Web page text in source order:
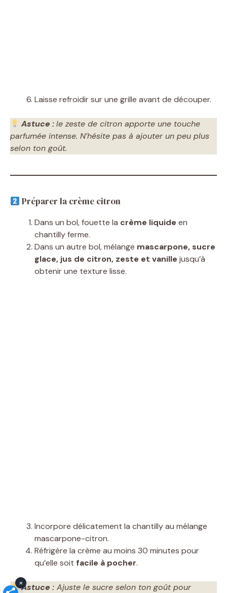
Laisse refroidir sur une grille avant de découper.
Astuce :le zeste de citron apporte une touche
parfumée intense. N’hésite pas à ajouter un peu plus
selon ton goût.
Préparer la crème citron
Dans un bol, fouette la crème liquide en
chantilly ferme.
Dans un autre bol, mélange mascarpone, sucre
glace, jus de citron, zeste et vanille jusqu’à
obtenir une texture lisse.
Incorpore délicatement la chantilly au mélange
mascarpone-citron.
Réfrigère la crème au moins 30 minutes pour
qu’elle soit facile à pocher.
Astuce : Ajuste le sucre selon ton goût pour
×